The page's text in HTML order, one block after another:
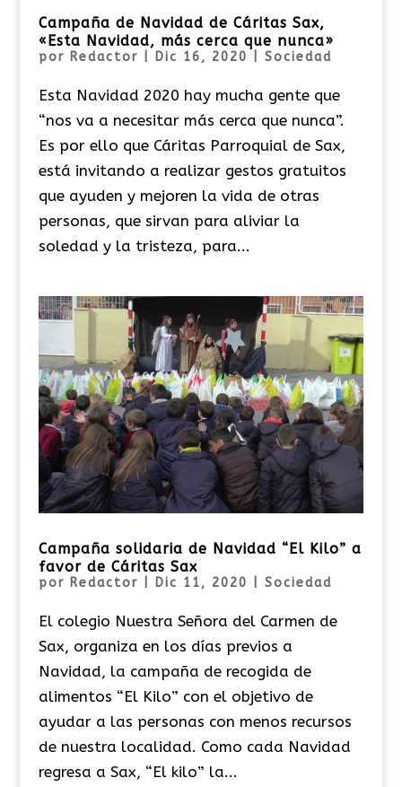
Campaña de Navidad de Cáritas Sax,
«Esta Navidad, más cerca que nunca»
por Redactor Dic 16, 2020 Sociedad
Esta Navidad 2020 hay mucha gente que
“nos va a necesitar más cerca que nunca”.
Es por ello que Cáritas Parroquial de Sax,
está invitando a realizar gestos gratuitos
que ayuden y mejoren la vida de otras
personas, que sirvan para aliviar la
soledad y la tristeza, para...
Campaña solidaria de Navidad “El Kilo” a
favor de Cáritas Sax
por Redactor Dic 11, 2020 Sociedad
El colegio Nuestra Señora del Carmen de
Sax, organiza en los días previos a
Navidad, la campaña de recogida de
alimentos “El Kilo” con el objetivo de
ayudar a las personas con menos recursos
de nuestra localidad. Como cada Navidad
regresa a Sax, “El kilo” la...